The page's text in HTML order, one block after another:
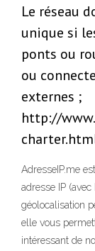
Le réseau
unique si
ponts ou
ou
externes ;
http://
AdresseIP.me
adresse IP
géolocalisation
elle vous
intéressant de